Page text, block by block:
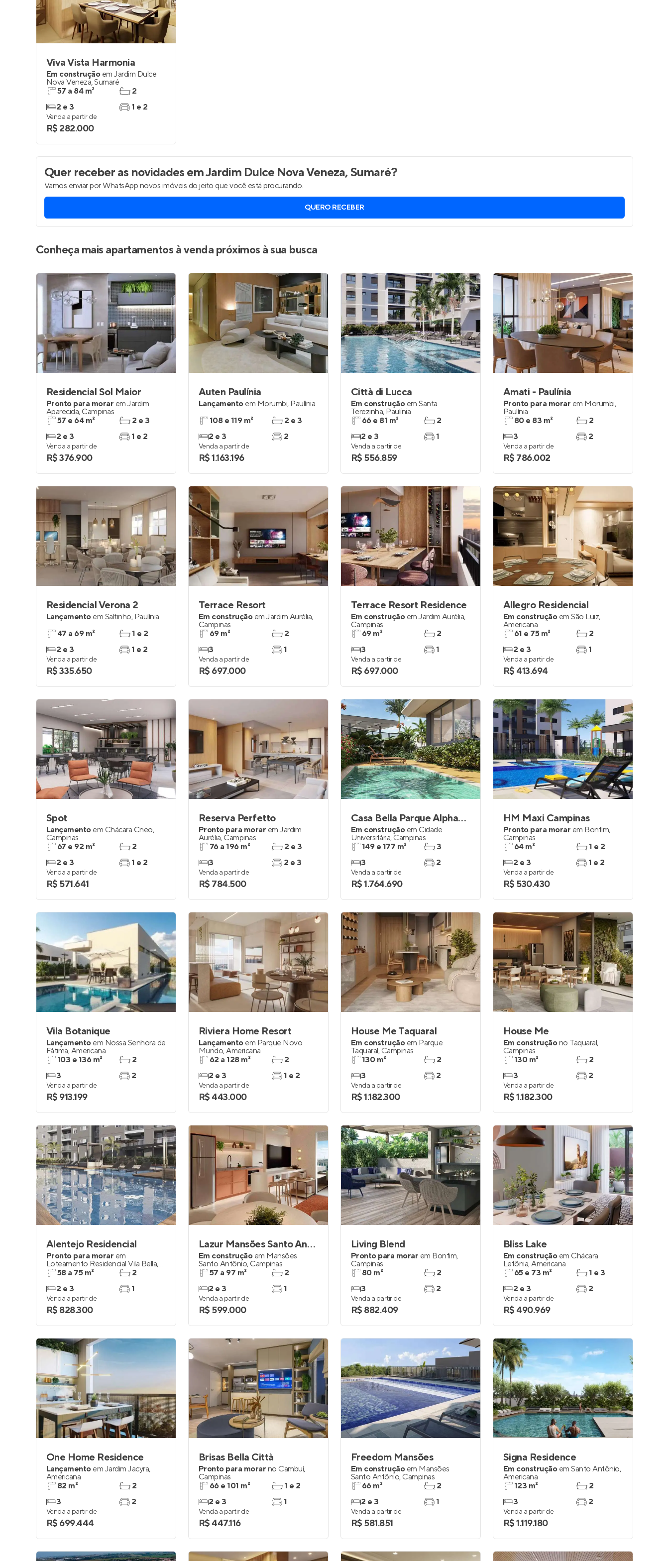
Viva Vista Harmonia
Em construção em Jardim Dulce
Nova Veneza,Sumaré
57 a 84 m²
2 e 3
2
1 e 2
Venda a partir de
R$ 282.000
Quer receber as novidadesem Jardim Dulce Nova Veneza, Sumaré?
Vamos enviar por WhatsApp novos imóveis do jeito que você está procurando.
QUERO RECEBER
Conheça mais apartamentos à venda próximos à sua busca
Residencial Sol Maior
Pronto para morar em Jardim
Aparecida, Campinas
57 e 64 m²
2 e 3
2 e 3
1 e 2
Venda a partir de
R$ 376.900
Auten Paulínia
Lançamento em Morumbi, Paulínia
108 e 119 m²
2 e 3
2 e 3
2
Venda a partir de
R$ 1.163.196
Città di Lucca
Em construção em Santa
Terezinha, Paulínia
66 e 81 m²
2 e 3
2
1
Venda a partir de
R$ 556.859
Amati - Paulínia
Pronto para morar em Morumbi,
Paulínia
80 e 83 m²
3
2
2
Venda a partir de
R$ 786.002
Residencial Verona 2
Lançamento em Saltinho, Paulínia
47 a 69 m²
2 e 3
1 e 2
1 e 2
Venda a partir de
R$ 335.650
Terrace Resort
Em construção em Jardim Aurélia,
Campinas
69 m²
3
2
1
Venda a partir de
R$ 697.000
Terrace Resort Residence
Em construção em Jardim Aurélia,
Campinas
69 m²
3
2
1
Venda a partir de
R$ 697.000
Allegro Residencial
Em construção em São Luiz,
Americana
61 e 75 m²
2 e 3
2
1
Venda a partir de
R$ 413.694
Spot
Lançamento em Chácara Cneo,
Campinas
67 e 92 m²
2 e 3
2
1 e 2
Venda a partir de
R$ 571.641
Reserva Perfetto
Pronto para morar em Jardim
Aurélia, Campinas
76 a 196 m²
3
2 e 3
2 e 3
Venda a partir de
R$ 784.500
Casa Bella Parque Alphaville
Em construção em Cidade
Universitária, Campinas
149 e 177 m²
3
3
2
Venda a partir de
R$ 1.764.690
HM Maxi Campinas
Pronto para morar em Bonfim,
Campinas
64 m²
2 e 3
1 e 2
1 e 2
Venda a partir de
R$ 530.430
Vila Botanique
Lançamento em Nossa Senhora de
Fátima,Americana
103 e 136 m²
3
2
2
Venda a partir de
R$ 913.199
Riviera Home Resort
Lançamento em Parque Novo
Mundo,Americana
62 a 128 m²
2 e 3
2
1 e 2
Venda a partir de
R$ 443.000
House Me Taquaral
Em construção em Parque
Taquaral, Campinas
130 m²
3
2
2
Venda a partir de
R$ 1.182.300
House Me
Em construçãono Taquaral,
Campinas
130 m²
3
2
2
Venda a partir de
R$ 1.182.300
Alentejo Residencial
Pronto para morar em
Loteamento Residencial Vila Bella,
Campinas
58 a 75 m²
2 e 3
2
1
Venda a partir de
R$ 828.300
Lazur Mansões Santo Antônio
Em construção em Mansões
Santo Antônio, Campinas
57 a 97 m²
2 e 3
2
1
Venda a partir de
R$ 599.000
Living Blend
Pronto para morar em Bonfim,
Campinas
80 m²
3
2
2
Venda a partir de
R$ 882.409
Bliss Lake
Em construção em Chácara
Letônia,Americana
65 e 73 m²
2 e 3
1 e 3
2
Venda a partir de
R$ 490.969
One Home Residence
Lançamento em Jardim Jacyra,
Americana
82 m²
3
2
2
Venda a partir de
R$ 699.444
Brisas Bella Città
Pronto para morar no Cambuí,
Campinas
66 e 101 m²
2 e 3
1 e 2
1
Venda a partir de
R$ 447.116
Freedom Mansões
Em construção em Mansões
Santo Antônio, Campinas
66 m²
2 e 3
2
1
Venda a partir de
R$ 581.851
Signa Residence
Em construção em Santo Antônio,
Americana
123 m²
3
2
2
Venda a partir de
R$ 1.119.180